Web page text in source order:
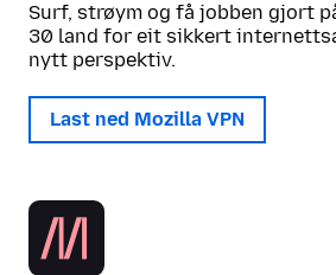
Surf, strøym og få jobben gjort
30 land for eit sikkert
nytt perspektiv.
Last ned Mozilla VPN